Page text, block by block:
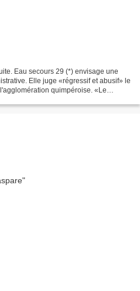
Eau secours 29 (*) envisage une
Elle juge «régressif et abusif» le
quimpéroise. «Le